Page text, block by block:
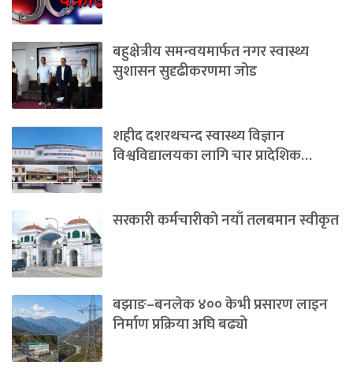
बहुक्षेत्रीय समन्वयमार्फत नगर स्वास्थ्य
सुशासन सुदृढीकरणमा जोड
शहीद दशरथचन्द स्वास्थ्य विज्ञान
विश्वविद्यालयका लागि चार प्रादेशिक…
सरकारी कर्मचारीको नयाँ तलबमान स्वीकृत
बझाङ–बनलेक ४०० केभी प्रसारण लाइन
निर्माण प्रक्रिया अघि बढ्यो